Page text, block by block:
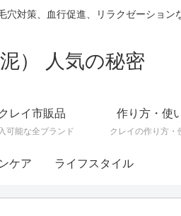
対策、血行促進、リラクゼーション
） 人気の秘密
クレイ市販品
可能な全ブランド
作り方・使
クレイの作り方・
ケア ライフスタイル